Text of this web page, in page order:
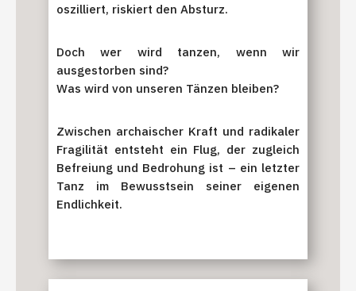
oszilliert, riskiert den Absturz.
Doch wer wird tanzen, wenn wir
ausgestorben sind?
Was wird von unseren Tänzen bleiben?
Zwischen archaischer Kraft und radikaler
Fragilität entsteht ein Flug, der zugleich
Befreiung und Bedrohung ist – ein letzter
Tanz im Bewusstsein seiner eigenen
Endlichkeit.